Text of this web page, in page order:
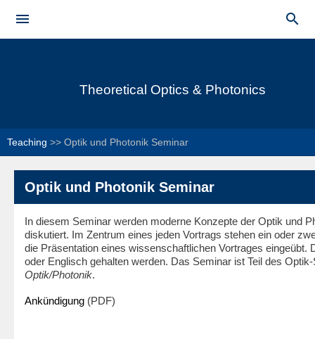
content

Main menu

Theoretical Optics & Photonics
Teaching >> Optik und Photonik Seminar
Optik und Photonik Seminar
In diesem Seminar werden moderne Konzepte der Optik und
diskutiert. Im Zentrum eines jeden Vortrags stehen ein oder
die Präsentation eines wissenschaftlichen Vortrages eingeübt.
oder Englisch gehalten werden. Das Seminar ist Teil des
Optik/Photonik.
Ankündigung (PDF)